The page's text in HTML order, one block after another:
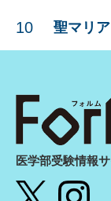
10 聖マリ
医学部受験情報